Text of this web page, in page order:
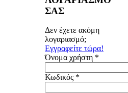
ΣΑΣ
Δεν έχετε ακόμη
λογαριασμό;
Εγγραφείτε τώρα!
Όνομα χρήστη *
Κωδικός *